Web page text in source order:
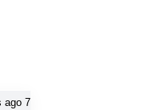
7 months ago